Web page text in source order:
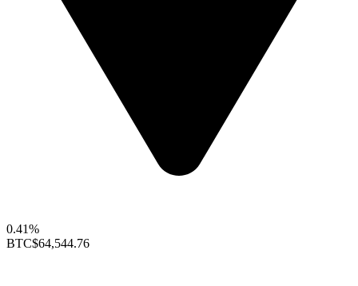
0.41%
BTC$64,544.76